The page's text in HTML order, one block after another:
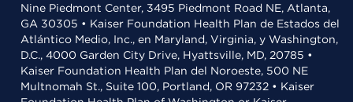
Nine Piedmont Center, 3495 Piedmont Road NE, Atlanta,
GA 30305 • Kaiser Foundation Health Plan de Estados del
Atlántico Medio, Inc., en Maryland, Virginia, y Washington,
D.C., 4000 Garden City Drive, Hyattsville, MD, 20785 •
Kaiser Foundation Health Plan del Noroeste, 500 NE
Multnomah St., Suite 100, Portland, OR 97232 • Kaiser